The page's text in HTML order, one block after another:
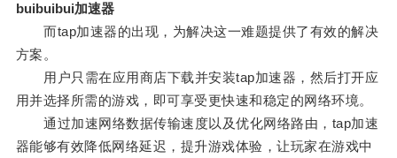
buibuibui加速器
而tap加速器的出现，为解决这一难题提供了有效的解决
方案。
用户只需在应用商店下载并安装tap加速器，然后打开应
用并选择所需的游戏，即可享受更快速和稳定的网络环境。
通过加速网络数据传输速度以及优化网络路由，tap加速
器能够有效降低网络延迟，提升游戏体验，让玩家在游戏中